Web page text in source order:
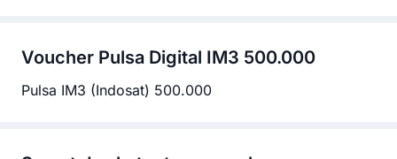
Voucher Pulsa Digital IM3 500.000
Pulsa IM3 (Indosat) 500.000